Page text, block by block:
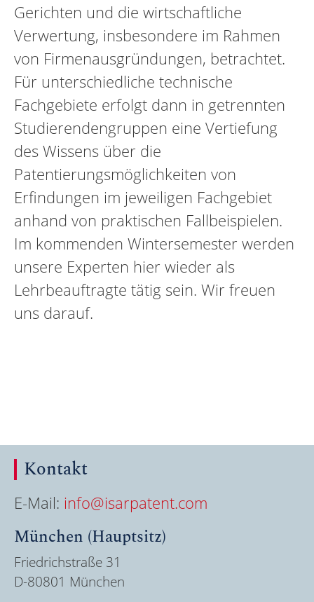
Gerichten und die wirtschaftliche
Verwertung, insbesondere im Rahmen
von Firmenausgründungen, betrachtet.
Für unterschiedliche technische
Fachgebiete erfolgt dann in getrennten
Studierendengruppen eine Vertiefung
des Wissens über die
Patentierungsmöglichkeiten von
Erfindungen im jeweiligen Fachgebiet
anhand von praktischen Fallbeispielen.
Im kommenden Wintersemester werden
unsere Experten hier wieder als
Lehrbeauftragte tätig sein. Wir freuen
uns darauf.
Kontakt
E-Mail: info@isarpatent.com
München (Hauptsitz)
Friedrichstraße 31
D-80801 München